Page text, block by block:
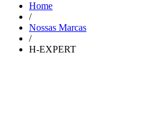
Home
/
Nossas Marcas
/
H-EXPERT